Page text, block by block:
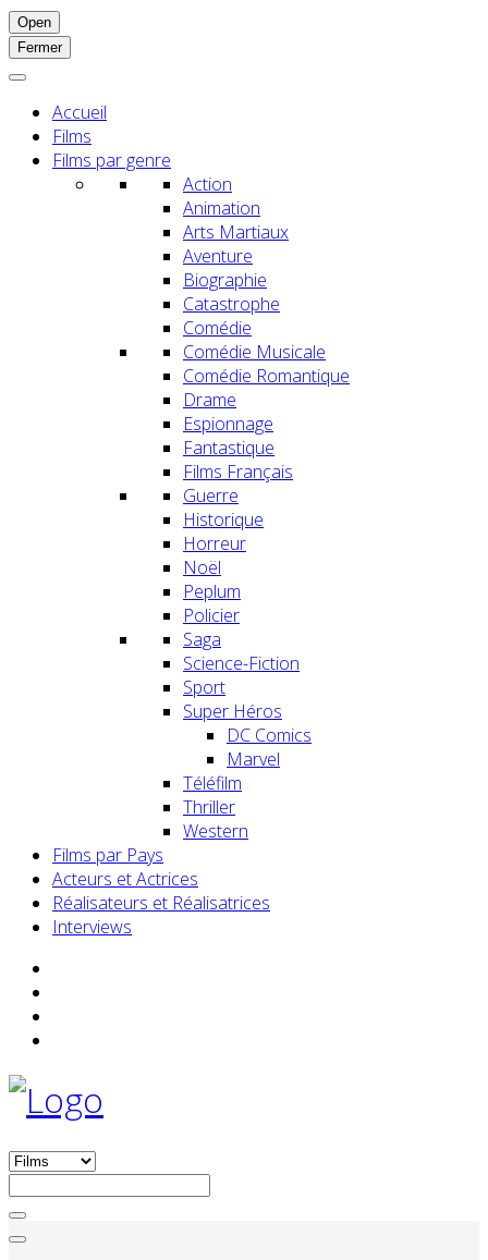
Open
Fermer
Accueil
Films
Films par genre
Action
Animation
Arts Martiaux
Aventure
Biographie
Catastrophe
Comédie
Comédie Musicale
Comédie Romantique
Drame
Espionnage
Fantastique
Films Français
Guerre
Historique
Horreur
Noël
Peplum
Policier
Saga
Science-Fiction
Sport
Super Héros
DC Comics
Marvel
Téléfilm
Thriller
Western
Films par Pays
Acteurs et Actrices
Réalisateurs et Réalisatrices
Interviews